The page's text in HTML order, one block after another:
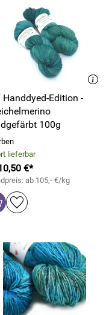
Handdyed-Edition -
100g
lieferbar
€*
ab 105,- €/kg